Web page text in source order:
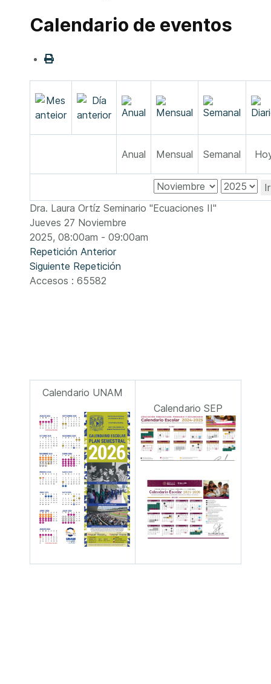
Calendario de eventos
Anual Mensual Semanal
Dra. Laura Ortíz Seminario "Ecuaciones II"
Jueves 27 Noviembre
2025, 08:00am - 09:00am
Repetición Anterior
Siguiente Repetición
Accesos : 65582
Calendario UNAM
Calendario SEP